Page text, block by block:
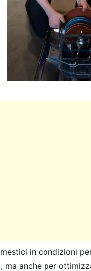
in condizioni
ma anche per